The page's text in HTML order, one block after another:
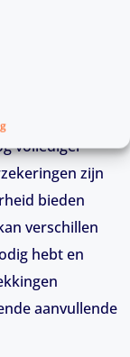
kun je
vollediger
zijn
bieden
verschillen
hebt en
aanvullende